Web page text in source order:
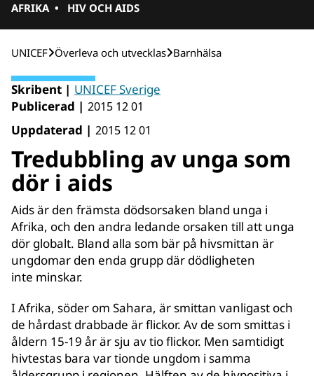
AFRIKA • HIV OCH AIDS
UNICEF Över­leva och utvecklas Barnhälsa
Skribent | UNICEF Sverige
Publicerad | 2015 12 01
Uppdaterad | 2015 12 01
Tredubbling av unga som
dör i aids
Aids är den främsta dödsorsaken bland unga i
Afrika, och den andra ledande orsaken till att unga
dör globalt. Bland alla som bär på hivsmittan är
ungdomar den enda grupp där dödligheten
inte minskar.
I Afrika, söder om Sahara, är smittan vanligast och
de hårdast drabbade är flickor. Av de som smittas i
åldern 15-19 år är sju av tio flickor. Men samtidigt
hivtestas bara var tionde ungdom i samma